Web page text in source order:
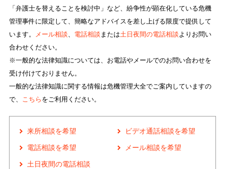
「弁護士を替えることを検討中」など、紛争性が顕在化している危機
管理事件に限定して、簡略なアドバイスを差し上げる限度で提供して
います。
メール相談、 電話相談 または土日夜間の電話相談よりお問い
合わせください。
※一般的な法律知識については、お電話やメールでのお問い合わせを
受け付けておりません。
一般的な法律知識に関する情報は危機管理大全でご案内していますの
で、 こちら をご利用ください。
来所相談を希望 ビデオ通話相談を希望
電話相談を希望 メール相談を希望
土日夜間の電話相談